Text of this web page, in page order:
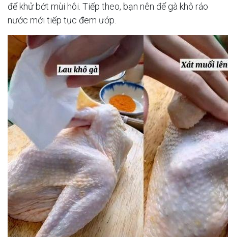
để khử bớt mùi hôi. Tiếp theo, bạn nên để gà khô ráo
nước mới tiếp tục đem ướp.